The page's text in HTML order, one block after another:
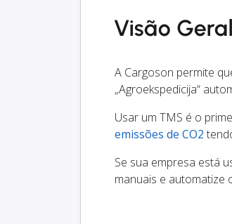
Visão Geral
A Cargoson permite
„Agroekspedicija“
Usar um TMS é o
emissões de CO2
Se sua empresa está
manuais e automatize